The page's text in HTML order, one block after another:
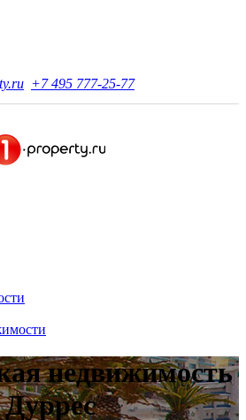
+7 495 777-25-77
недвижимость